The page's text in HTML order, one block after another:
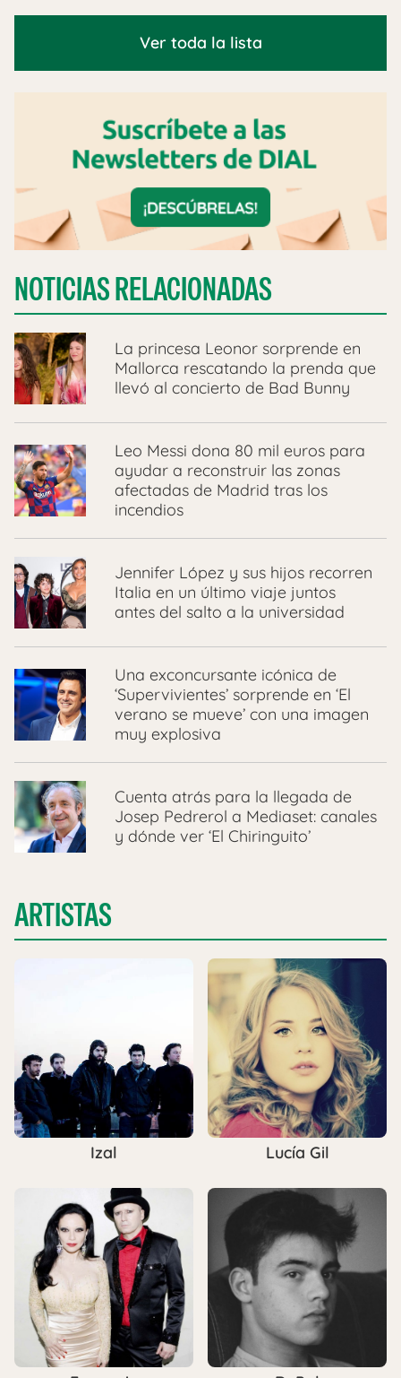
Ver toda la lista
NOTICIAS RELACIONADAS
La princesa Leonor sorprende en
Mallorca rescatando la prenda que
llevó al concierto de Bad Bunny
Leo Messi dona 80 mil euros para
ayudar a reconstruir las zonas
afectadas de Madrid tras los
incendios
Jennifer López y sus hijos recorren
Italia en un último viaje juntos
antes del salto a la universidad
Una exconcursante icónica de
‘Supervivientes’ sorprende en ‘El
verano se mueve’ con una imagen
muy explosiva
Cuenta atrás para la llegada de
Josep Pedrerol a Mediaset: canales
y dónde ver ‘El Chiringuito’
ARTISTAS
Izal Lucía Gil